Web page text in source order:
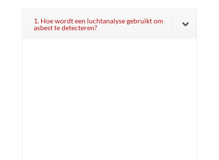
1. Hoe wordt een luchtanalyse gebruikt om
asbest te detecteren?